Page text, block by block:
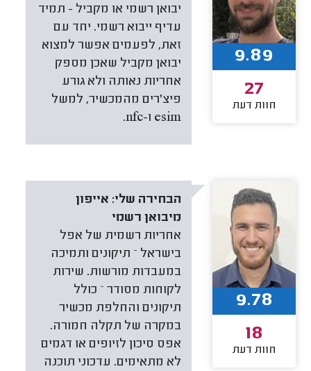
יבואן רשמי או מקביל - תמיד
עדיף ייבוא רשמי. יחד עם
זאת, לפעמים אפשר למצוא
יבואן מקביל שאכן מספק
אחריות נאותה ולא גורע
פיצ'רים מהמכשיר, למשל
esim ו-nfc.
9.89
27
חוות דעת
הבחירה שלי: אייפון
מיבואן רשמי
אחריות רשמית של אפל
בישראל – תיקונים ותמיכה
במעבדות מורשות. שירות
לקוחות מסודר – כולל
תיקונים והחלפת מכשיר
במקרה של תקלה חמורה.
אפס סיכון לזיופים או דגמים
לא מתאימים. עדכוני תוכנה
9.78
18
חוות דעת